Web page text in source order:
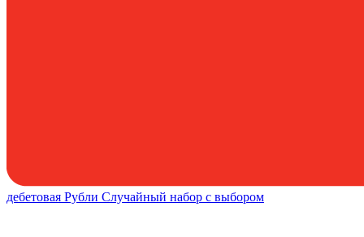
дебетовая Рубли Случайный набор с выбором